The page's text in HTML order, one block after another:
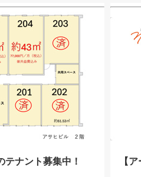
テナント募集中！ 【